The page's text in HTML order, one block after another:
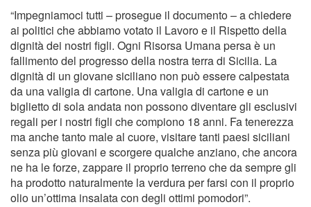
“Impegniamoci tutti – prosegue il documento – a chiedere
ai politici che abbiamo votato il Lavoro e il Rispetto della
dignità dei nostri figli. Ogni Risorsa Umana persa è un
fallimento del progresso della nostra terra di Sicilia. La
dignità di un giovane siciliano non può essere calpestata
da una valigia di cartone. Una valigia di cartone e un
biglietto di sola andata non possono diventare gli esclusivi
regali per i nostri figli che compiono 18 anni. Fa tenerezza
ma anche tanto male al cuore, visitare tanti paesi siciliani
senza più giovani e scorgere qualche anziano, che ancora
ne ha le forze, zappare il proprio terreno che da sempre gli
ha prodotto naturalmente la verdura per farsi con il proprio
olio un’ottima insalata con degli ottimi pomodori”.